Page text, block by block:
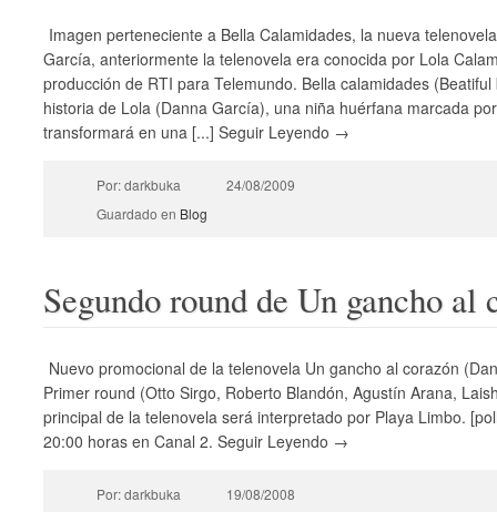
Imagen perteneciente a Bella Calamidades, la nueva
García, anteriormente la telenovela era conocida por Lola
producción de RTI para Telemundo. Bella calamidades
historia de Lola (Danna García), una niña huérfana marcada
transformará en una [...] Seguir Leyendo →
Por: darkbuka
24/08/2009
Guardado en Blog
Segundo round de Un gancho al
Nuevo promocional de la telenovela Un gancho al corazón
Primer round (Otto Sirgo, Roberto Blandón, Agustín Arana,
principal de la telenovela será interpretado por Playa Limbo.
20:00 horas en Canal 2. Seguir Leyendo →
Por: darkbuka
19/08/2008